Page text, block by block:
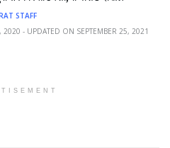
STAFF
2020 - UPDATED ON SEPTEMBER 25, 2021